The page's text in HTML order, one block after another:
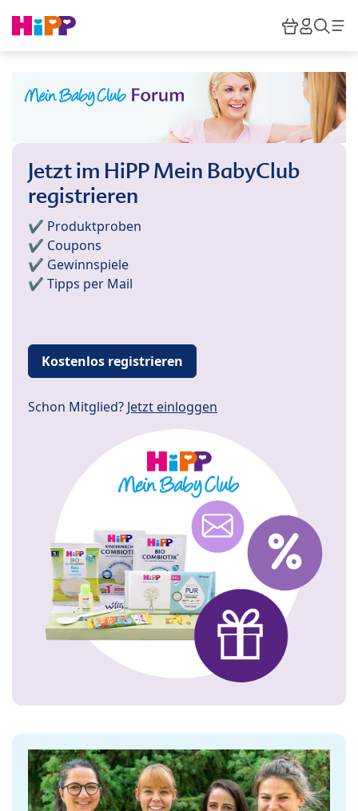
HiPP
Jetzt im HiPP Mein BabyClub
registrieren
✔️ Produktproben
✔️ Coupons
✔️ Gewinnspiele
✔️ Tipps per Mail
Kostenlos registrieren
Schon Mitglied? Jetzt einloggen